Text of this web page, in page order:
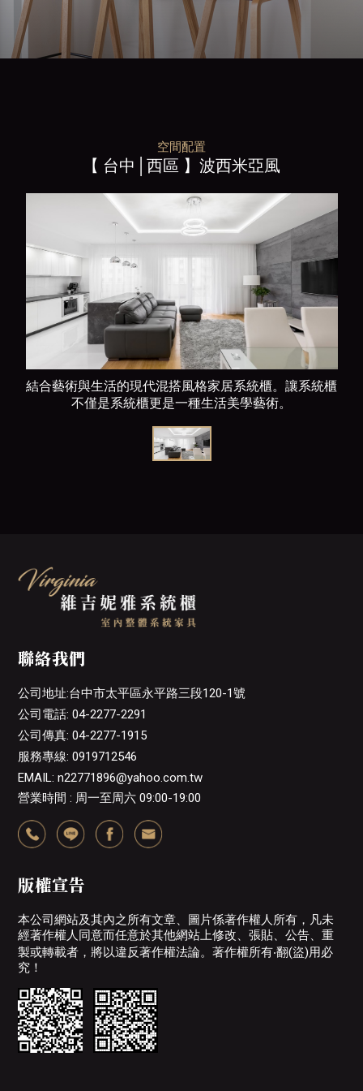
空間配置
【 台中│西區 】波西米亞風
結合藝術與生活的現代混搭風格家居系統櫃。讓系統櫃
不僅是系統櫃更是一種生活美學藝術。
聯絡我們
公司地址:台中市太平區永平路三段120-1號
公司電話: 04-2277-2291
公司傳真: 04-2277-1915
服務專線: 0919712546
EMAIL: n22771896@yahoo.com.tw
營業時間 : 周一至周六 09:00-19:00
版權宣告
本公司網站及其內之所有文章、圖片係著作權人所有，凡未
經著作權人同意而任意於其他網站上修改、張貼、公告、重
製或轉載者，將以違反著作權法論。著作權所有‧翻(盜)用必
究！